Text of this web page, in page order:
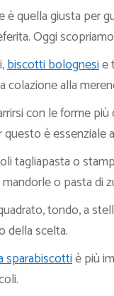
è quella giusta per
Oggi
biscotti bolognesie
colazione alla
con le forme
questo è essenziale
tagliapasta o
o pasta di
tondo, a
della scelta.
sparabiscottiè più